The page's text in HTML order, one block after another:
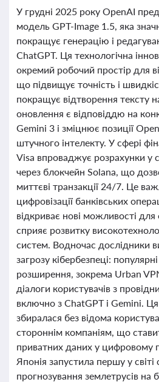
У грудні 2025 року OpenAI
модель GPT-Image 1.5, яка
покращує генерацію і
ChatGPT. Ця технологічна
окремий робочий простір для
що підвищує точність і
покращує відтворення тексту
оновлення є відповіддю на
Gemini 3 і зміцнює позиції
штучного інтелекту. У сфері
Visa впроваджує розрахунки у
через блокчейн Solana, що
миттєві транзакції 24/7. Це
цифровізації банківських
відкриває нові можливості для
сприяє розвитку
систем. Водночас дослідники
загрозу кібербезпеці:
розширення, зокрема Urban
діалоги користувачів з
включно з ChatGPT і Gemini.
збиралася без відома
стороннім компаніям, що
приватних даних у цифровому
Японія запустила першу у світі
прогнозування землетрусів на